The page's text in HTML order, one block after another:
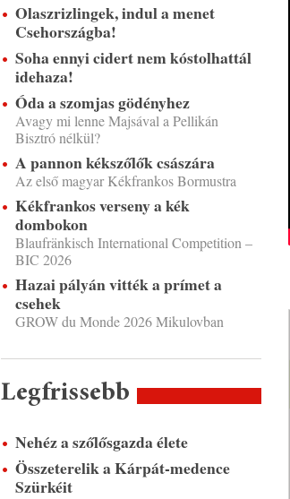
Olaszrizlingek, indul a menet
Csehországba!
Soha ennyi cidert nem kóstolhattál
idehaza!
Óda a szomjas gödényhez
Avagy mi lenne Majsával a Pellikán
Bisztró nélkül?
A pannon kékszőlők császára
Az első magyar Kékfrankos Bormustra
Kékfrankos verseny a kék
dombokon
Blaufränkisch International Competition –
BIC 2026
Hazai pályán vitték a prímet a
csehek
GROW du Monde 2026 Mikulovban
Legfrissebb
Nehéz a szőlősgazda élete
Összeterelik a Kárpát-medence
Szürkéit